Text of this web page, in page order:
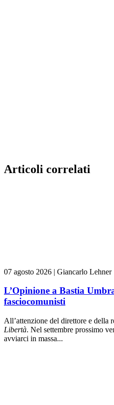
Articoli correlati
07 agosto 2026 | Giancarlo Lehner
L’Opinione a Bastia
fasciocomunisti
All’attenzione del direttore e della
Libertà. Nel settembre prossimo
avviarci in massa...